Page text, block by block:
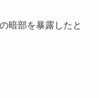
暗部を暴露したと